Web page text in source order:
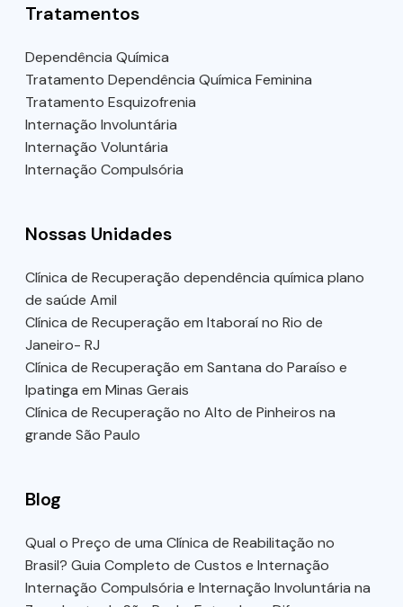
Tratamentos
Dependência Química
Tratamento Dependência Química Feminina
Tratamento Esquizofrenia
Internação Involuntária
Internação Voluntária
Internação Compulsória
Nossas Unidades
Clínica de Recuperação dependência química plano
de saúde Amil
Clínica de Recuperação em Itaboraí no Rio de
Janeiro- RJ
Clínica de Recuperação em Santana do Paraíso e
Ipatinga em Minas Gerais
Clínica de Recuperação no Alto de Pinheiros na
grande São Paulo
Blog
Qual o Preço de uma Clínica de Reabilitação no
Brasil? Guia Completo de Custos e Internação
Internação Compulsória e Internação Involuntária na